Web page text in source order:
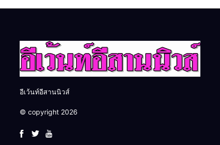
อีเว้นท์อีสานนิวส์
© copyright 2026